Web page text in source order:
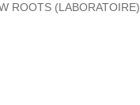
ROOTS (LABORATOIRE)